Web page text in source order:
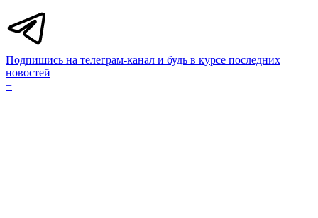
Подпишись на телеграм-канал и будь в курсе последних
новостей
+